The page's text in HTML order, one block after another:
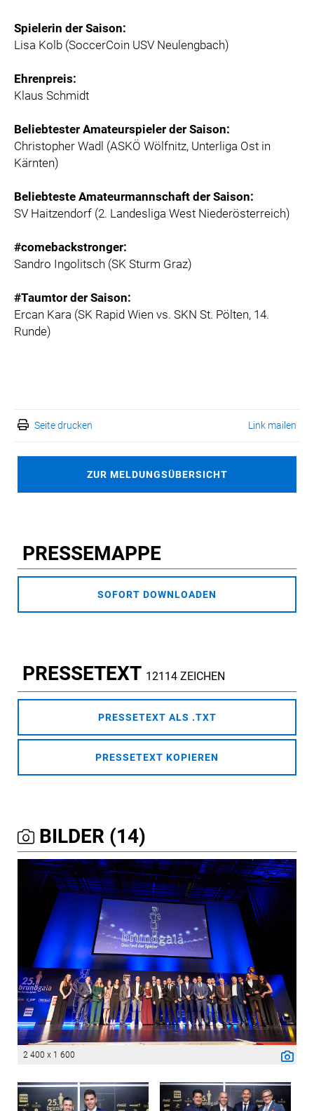
Spielerin der Saison:
Lisa Kolb (SoccerCoin USV Neulengbach)
Ehrenpreis:
Klaus Schmidt
Beliebtester Amateurspieler der Saison:
Christopher Wadl (ASKÖ Wölfnitz, Unterliga Ost in
Kärnten)
Beliebteste Amateurmannschaft der Saison:
SV Haitzendorf (2. Landesliga West Niederösterreich)
#comebackstronger:
Sandro Ingolitsch (SK Sturm Graz)
#Taumtor der Saison:
Ercan Kara (SK Rapid Wien vs. SKN St. Pölten, 14.
Runde)
Seite drucken Link mailen
ZUR MELDUNGSÜBERSICHT
PRESSEMAPPE
SOFORT DOWNLOADEN
PRESSETEXT 12114 ZEICHEN
PRESSETEXT ALS .TXT
PRESSETEXT KOPIEREN
BILDER (14)
2 400 x 1 600